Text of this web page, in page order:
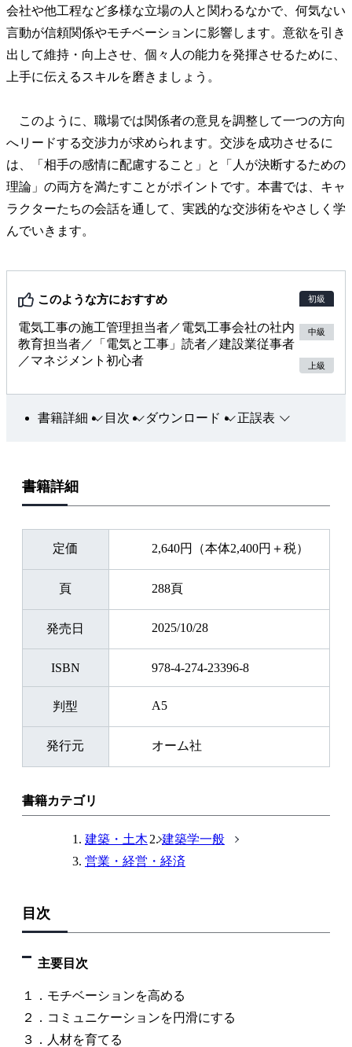
会社や他工程など多様な立場の人と関わるなかで、何気ない
言動が信頼関係やモチベーションに影響します。意欲を引き
出して維持・向上させ、個々人の能力を発揮させるために、
上手に伝えるスキルを磨きましょう。
このように、職場では関係者の意見を調整して一つの方向
へリードする交渉力が求められます。交渉を成功させるに
は、「相手の感情に配慮すること」と「人が決断するための
理論」の両方を満たすことがポイントです。本書では、キャ
ラクターたちの会話を通して、実践的な交渉術をやさしく学
んでいきます。
このような方におすすめ
電気工事の施工管理担当者／電気工事会社の社内
教育担当者／「電気と工事」読者／建設業従事者
／マネジメント初心者
初級
中級
上級
書籍詳細 目次 ダウンロード 正誤表
書籍詳細
定価 2,640円（本体2,400円＋税）
頁 288頁
発売日 2025/10/28
ISBN 978-4-274-23396-8
判型 A5
発行元 オーム社
書籍カテゴリ
建築・土木
建築学一般
営業・経営・経済
目次
主要目次
１．モチベーションを高める
２．コミュニケーションを円滑にする
３．人材を育てる